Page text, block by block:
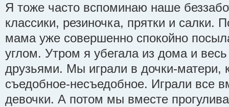
Я тоже часто вспоминаю наше
классики, резиночка, прятки и
мама уже совершенно спокойно
углом. Утром я убегала из дома и
друзьями. Мы играли в дочки-матери,
съедобное-несъедобное. Играли все
девочки. А потом мы вместе